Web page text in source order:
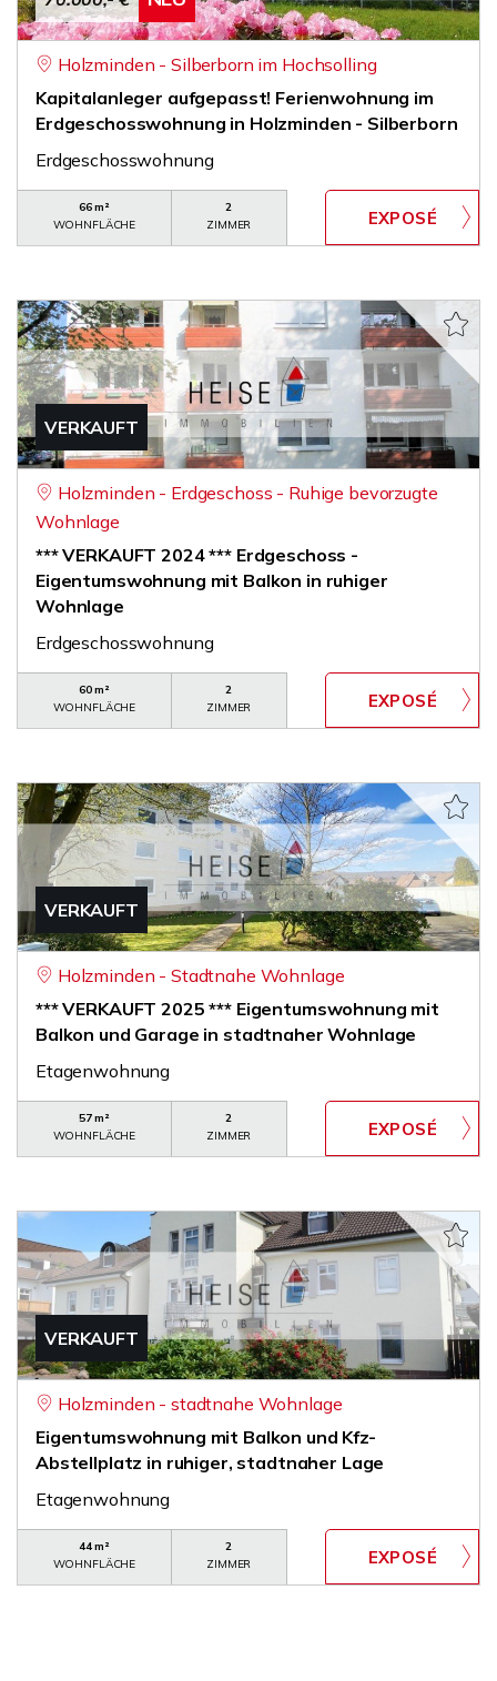
Holzminden - Silberborn im Hochsolling
Kapitalanleger aufgepasst! Ferienwohnung im
Erdgeschosswohnung in Holzminden - Silberborn
Erdgeschosswohnung
66 m²
WOHNFLÄCHE
2
ZIMMER
VERKAUFT
Holzminden - Erdgeschoss - Ruhige bevorzugte
Wohnlage
*** VERKAUFT 2024 *** Erdgeschoss -
Eigentumswohnung mit Balkon in ruhiger
Wohnlage
Erdgeschosswohnung
60 m²
WOHNFLÄCHE
2
ZIMMER
VERKAUFT
Holzminden - Stadtnahe Wohnlage
*** VERKAUFT 2025 *** Eigentumswohnung mit
Balkon und Garage in stadtnaher Wohnlage
Etagenwohnung
57 m²
WOHNFLÄCHE
2
ZIMMER
VERKAUFT
Holzminden - stadtnahe Wohnlage
Eigentumswohnung mit Balkon und Kfz-
Abstellplatz in ruhiger, stadtnaher Lage
Etagenwohnung
44 m²
WOHNFLÄCHE
2
ZIMMER